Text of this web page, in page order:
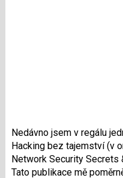
Nedávno jsem v regálu
Hacking bez tajemství (v
Network Security Secrets
Tato publikace mě